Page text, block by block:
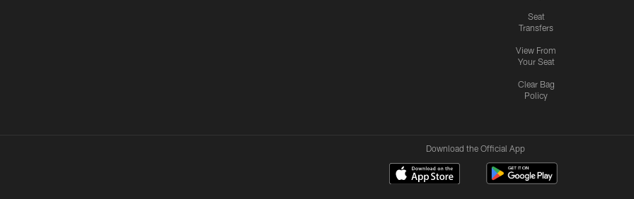
Seat
Transfers
View From
Your Seat
Clear Bag
Policy
Download the Official App